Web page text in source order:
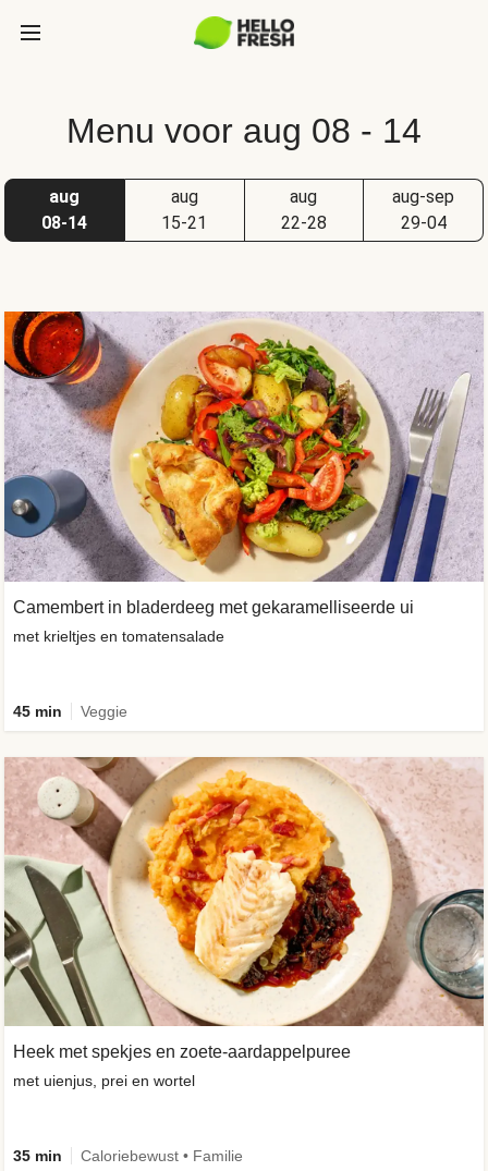
Menu voor aug 08 - 14
aug
08-14
aug
15-21
aug
22-28
aug-sep
29-04
Heek met spekjes en zoete-aardappelpuree
met uienjus, prei en wortel
35 min Caloriebewust • Familie
Camembert in bladerdeeg met gekaramelliseerde ui
met krieltjes en tomatensalade
45 min Veggie